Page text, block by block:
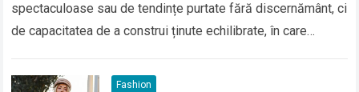
spectaculoase sau de tendințe purtate fără discernământ, ci
de capacitatea de a construi ținute echilibrate, în care
Fashion